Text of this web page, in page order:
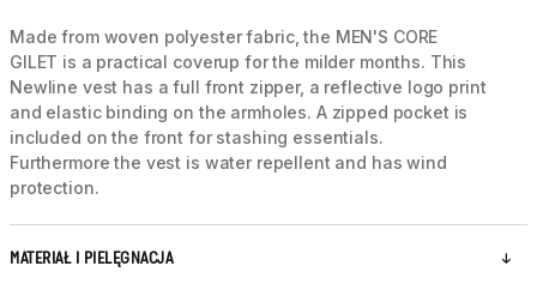
Made from woven polyester fabric, the MEN'S CORE
GILET is a practical coverup for the milder months. This
Newline vest has a full front zipper, a reflective logo print
and elastic binding on the armholes. A zipped pocket is
included on the front for stashing essentials.
Furthermore the vest is water repellent and has wind
protection.
MATERIAŁ I PIELĘGNACJA